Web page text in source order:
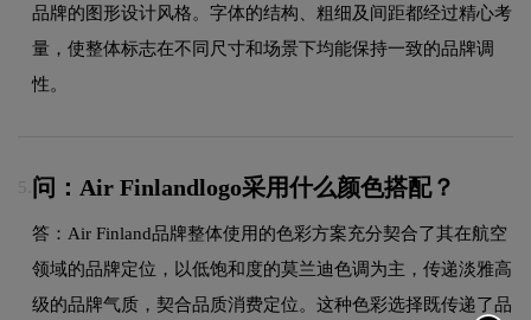
品牌的图形设计风格。字体的结构、粗细及间距都经过精心考
量，使整体标志在不同尺寸和场景下均能保持一致的品牌调
性。
5. 问：Air Finlandlogo采用什么颜色搭配？
答：Air Finland品牌整体使用的色彩方案充分契合了其在航空
领域的品牌定位，以低饱和度的莫兰迪色调为主，传递淡雅高
级的品牌气质，契合品质消费定位。这种色彩选择既传递了品